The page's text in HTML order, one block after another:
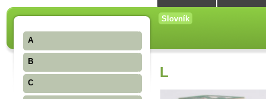
Slovník
A
B
C
L